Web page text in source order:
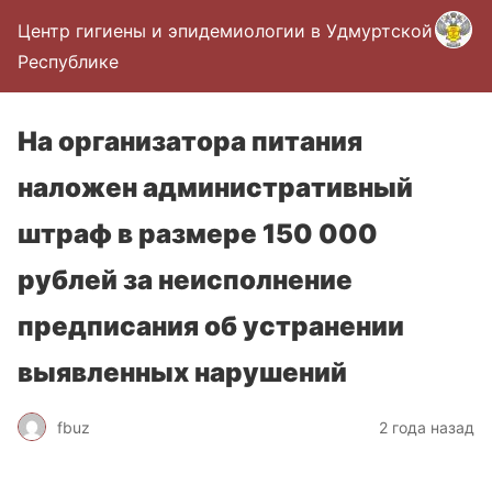
Центр гигиены и эпидемиологии в Удмуртской
Республике
На организатора питания
наложен административный
штраф в размере 150 000
рублей за неисполнение
предписания об устранении
выявленных нарушений
fbuz 2 года назад